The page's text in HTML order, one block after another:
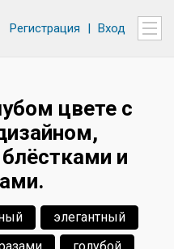
Регистрация | Вход
цвете с
и
элегантный